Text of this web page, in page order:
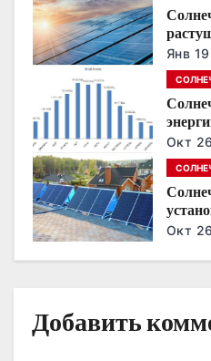
о
з
п
и
с
я
Янв
Окт
Окт
Добавить